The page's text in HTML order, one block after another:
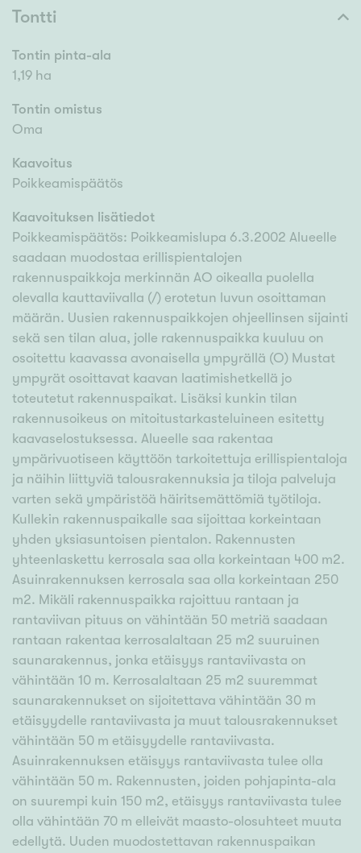
Tontti
Tontin pinta-ala
1,19 ha
Tontin omistus
Oma
Kaavoitus
Poikkeamispäätös
Kaavoituksen lisätiedot
Poikkeamispäätös: Poikkeamislupa 6.3.2002 Alueelle
saadaan muodostaa erillispientalojen
rakennuspaikkoja merkinnän AO oikealla puolella
olevalla kauttaviivalla (/) erotetun luvun osoittaman
määrän. Uusien rakennuspaikkojen ohjeellinsen sijainti
sekä sen tilan alua, jolle rakennuspaikka kuuluu on
osoitettu kaavassa avonaisella ympyrällä (O) Mustat
ympyrät osoittavat kaavan laatimishetkellä jo
toteutetut rakennuspaikat. Lisäksi kunkin tilan
rakennusoikeus on mitoitustarkasteluineen esitetty
kaavaselostuksessa. Alueelle saa rakentaa
ympärivuotiseen käyttöön tarkoitettuja erillispientaloja
ja näihin liittyviä talousrakennuksia ja tiloja palveluja
varten sekä ympäristöä häiritsemättömiä työtiloja.
Kullekin rakennuspaikalle saa sijoittaa korkeintaan
yhden yksiasuntoisen pientalon. Rakennusten
yhteenlaskettu kerrosala saa olla korkeintaan 400 m2.
Asuinrakennuksen kerrosala saa olla korkeintaan 250
m2. Mikäli rakennuspaikka rajoittuu rantaan ja
rantaviivan pituus on vähintään 50 metriä saadaan
rantaan rakentaa kerrosalaltaan 25 m2 suuruinen
saunarakennus, jonka etäisyys rantaviivasta on
vähintään 10 m. Kerrosalaltaan 25 m2 suuremmat
saunarakennukset on sijoitettava vähintään 30 m
etäisyydelle rantaviivasta ja muut talousrakennukset
vähintään 50 m etäisyydelle rantaviivasta.
Asuinrakennuksen etäisyys rantaviivasta tulee olla
vähintään 50 m. Rakennusten, joiden pohjapinta-ala
on suurempi kuin 150 m2, etäisyys rantaviivasta tulee
olla vähintään 70 m elleivät maasto-olosuhteet muuta
edellytä. Uuden muodostettavan rakennuspaikan